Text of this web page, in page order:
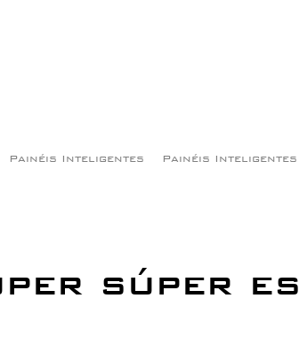
Painéis Inteligentes Painéis Inteligentes
súper es